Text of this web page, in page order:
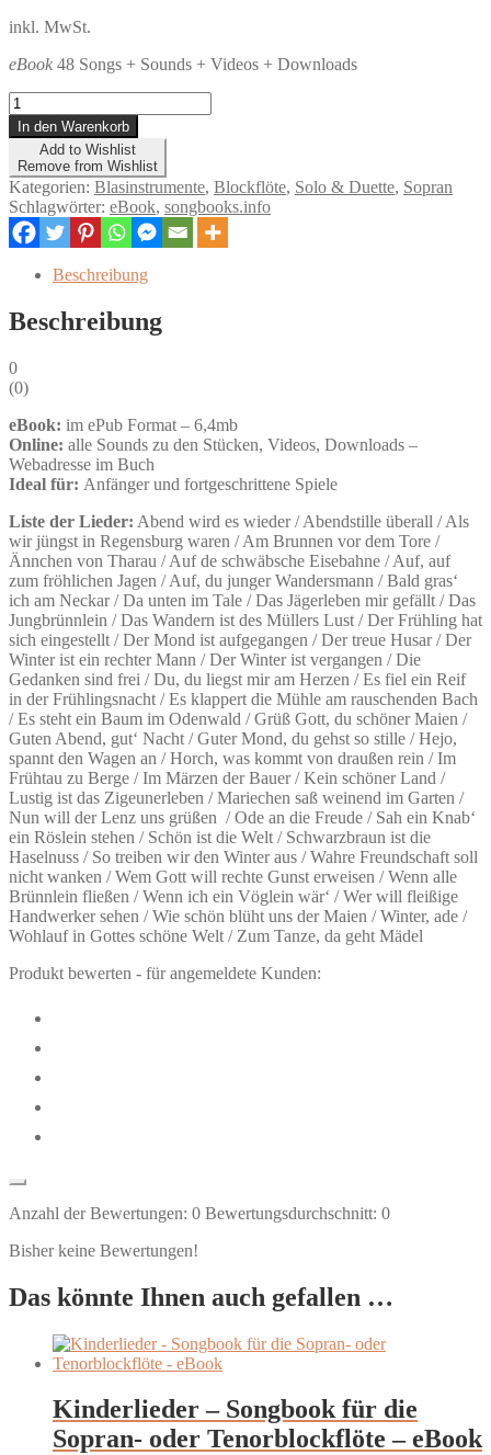
inkl. MwSt.
eBook 48 Songs + Sounds + Videos + Downloads
Deutsche
Volkslieder
-
Songbook
für
die
Sopran-
oder
Menge
In den Warenkorb
Add to Wishlist
Remove from Wishlist
Kategorien: Blasinstrumente, Blockflöte, Solo & Duette, Sopran
Schlagwörter: eBook, songbooks.info
Beschreibung
Beschreibung
0
(0)
eBook: im ePub Format – 6,4mb
Online: alle Sounds zu den Stücken, Videos, Downloads –
Webadresse im Buch
Ideal für: Anfänger und fortgeschrittene Spiele
Liste der Lieder: Abend wird es wieder / Abendstille überall / Als
wir jüngst in Regensburg waren / Am Brunnen vor dem Tore /
Ännchen von Tharau / Auf de schwäbsche Eisebahne / Auf, auf
zum fröhlichen Jagen / Auf, du junger Wandersmann / Bald gras‘
ich am Neckar / Da unten im Tale / Das Jägerleben mir gefällt / Das
Jungbrünnlein / Das Wandern ist des Müllers Lust / Der Frühling hat
sich eingestellt / Der Mond ist aufgegangen / Der treue Husar / Der
Winter ist ein rechter Mann / Der Winter ist vergangen / Die
Gedanken sind frei / Du, du liegst mir am Herzen / Es fiel ein Reif
in der Frühlingsnacht / Es klappert die Mühle am rauschenden Bach
/ Es steht ein Baum im Odenwald / Grüß Gott, du schöner Maien /
Guten Abend, gut‘ Nacht / Guter Mond, du gehst so stille / Hejo,
spannt den Wagen an / Horch, was kommt von draußen rein / Im
Frühtau zu Berge / Im Märzen der Bauer / Kein schöner Land /
Lustig ist das Zigeunerleben / Mariechen saß weinend im Garten /
Nun will der Lenz uns grüßen / Ode an die Freude / Sah ein Knab‘
ein Röslein stehen / Schön ist die Welt / Schwarzbraun ist die
Haselnuss / So treiben wir den Winter aus / Wahre Freundschaft soll
nicht wanken / Wem Gott will rechte Gunst erweisen / Wenn alle
Brünnlein fließen / Wenn ich ein Vöglein wär‘ / Wer will fleißige
Handwerker sehen / Wie schön blüht uns der Maien / Winter, ade /
Wohlauf in Gottes schöne Welt / Zum Tanze, da geht Mädel
Produkt bewerten - für angemeldete Kunden:
Anzahl der Bewertungen: 0 Bewertungsdurchschnitt: 0
Bisher keine Bewertungen!
Das könnte Ihnen auch gefallen …
Kinderlieder – Songbook für die
Sopran- oder Tenorblockflöte – eBook